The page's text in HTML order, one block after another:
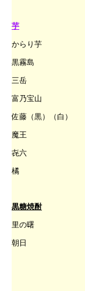
芋
からり芋
黒霧島
三岳
富乃宝山
佐藤（黒）（白）
魔王
㐂六
橘
黒糖焼酎
里の曙
朝日